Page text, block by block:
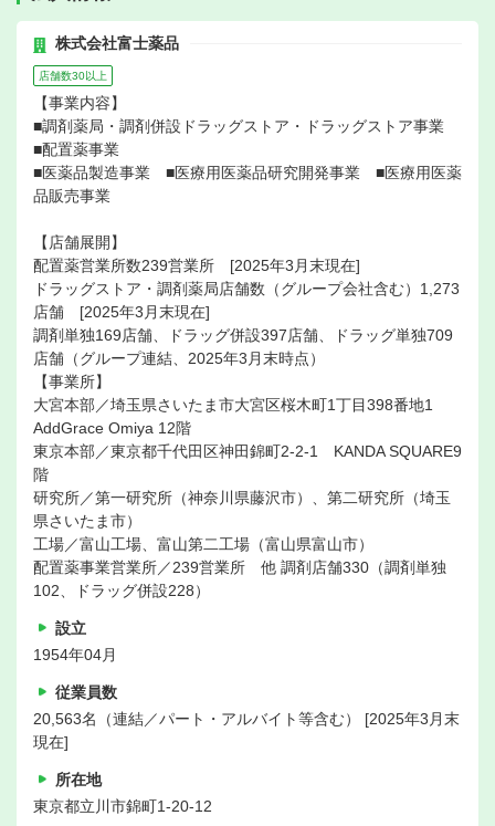
株式会社富士薬品
店舗数30以上
【事業内容】
■調剤薬局・調剤併設ドラッグストア・ドラッグストア事業
■配置薬事業
■医薬品製造事業 ■医療用医薬品研究開発事業 ■医療用医薬
品販売事業
【店舗展開】
配置薬営業所数239営業所 [2025年3月末現在]
ドラッグストア・調剤薬局店舗数（グループ会社含む）1,273
店舗 [2025年3月末現在]
調剤単独169店舗、ドラッグ併設397店舗、ドラッグ単独709
店舗（グループ連結、2025年3月末時点）
【事業所】
大宮本部／埼玉県さいたま市大宮区桜木町1丁目398番地1
AddGrace Omiya 12階
東京本部／東京都千代田区神田錦町2-2-1 KANDA SQUARE9
階
研究所／第一研究所（神奈川県藤沢市）、第二研究所（埼玉
県さいたま市）
工場／富山工場、富山第二工場（富山県富山市）
配置薬事業営業所／239営業所 他 調剤店舗330（調剤単独
102、ドラッグ併設228）
設立
1954年04月
従業員数
20,563名（連結／パート・アルバイト等含む） [2025年3月末
現在]
所在地
東京都立川市錦町1-20-12